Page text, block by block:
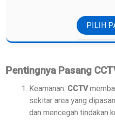
PILIH
Pentingnya Pasang
Keamanan: CCTV
sekitar area yang
dan mencegah tindakan